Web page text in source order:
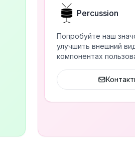
Percussion
Попробуйте наш
улучшить внешний
компонентах